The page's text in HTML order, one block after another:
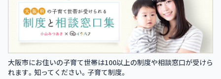
大阪市にお住いの子育て世帯は100以上の制度や相談窓口が受けら
れます。知ってください。子育て制度。